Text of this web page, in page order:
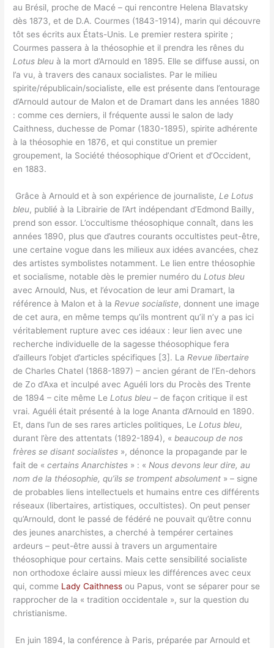
au Brésil, proche de Macé – qui rencontre Helena Blavatsky
dès 1873, et de D.A. Courmes (1843-1914), marin qui découvre
tôt ses écrits aux États-Unis. Le premier restera spirite ;
Courmes passera à la théosophie et il prendra les rênes du
Lotus bleu à la mort d’Arnould en 1895. Elle se diffuse aussi, on
l’a vu, à travers des canaux socialistes. Par le milieu
spirite/républicain/socialiste, elle est présente dans l’entourage
d’Arnould autour de Malon et de Dramart dans les années 1880
: comme ces derniers, il fréquente aussi le salon de lady
Caithness, duchesse de Pomar (1830-1895), spirite adhérente
à la théosophie en 1876, et qui constitue un premier
groupement, la Société théosophique d’Orient et d’Occident,
en 1883.
Grâce à Arnould et à son expérience de journaliste, Le Lotus
bleu, publié à la Librairie de l’Art indépendant d’Edmond Bailly,
prend son essor. L’occultisme théosophique connaît, dans les
années 1890, plus que d’autres courants occultistes peut-être,
une certaine vogue dans les milieux aux idées avancées, chez
des artistes symbolistes notamment. Le lien entre théosophie
et socialisme, notable dès le premier numéro du Lotus bleu
avec Arnould, Nus, et l’évocation de leur ami Dramart, la
référence à Malon et à la Revue socialiste, donnent une image
de cet aura, en même temps qu’ils montrent qu’il n’y a pas ici
véritablement rupture avec ces idéaux : leur lien avec une
recherche individuelle de la sagesse théosophique fera
d’ailleurs l’objet d’articles spécifiques [3]. La Revue libertaire
de Charles Chatel (1868-1897) – ancien gérant de l’En-dehors
de Zo d’Axa et inculpé avec Aguéli lors du Procès des Trente
de 1894 – cite même Le Lotus bleu – de façon critique il est
vrai. Aguéli était présenté à la loge Ananta d’Arnould en 1890.
Et, dans l’un de ses rares articles politiques, Le Lotus bleu,
durant l’ère des attentats (1892-1894), « beaucoup de nos
frères se disant socialistes », dénonce la propagande par le
fait de «certains Anarchistes » : « Nous devons leur dire, au
nom de la théosophie, qu’ils se trompent absolument » – signe
de probables liens intellectuels et humains entre ces différents
réseaux (libertaires, artistiques, occultistes). On peut penser
qu’Arnould, dont le passé de fédéré ne pouvait qu’être connu
des jeunes anarchistes, a cherché à tempérer certaines
ardeurs – peut-être aussi à travers un argumentaire
théosophique pour certains. Mais cette sensibilité socialiste
non orthodoxe éclaire aussi mieux les différences avec ceux
qui, comme Lady Caithness ou Papus, vont se séparer pour se
rapprocher de la « tradition occidentale », sur la question du
christianisme.
En juin 1894, la conférence à Paris, préparée par Arnould et